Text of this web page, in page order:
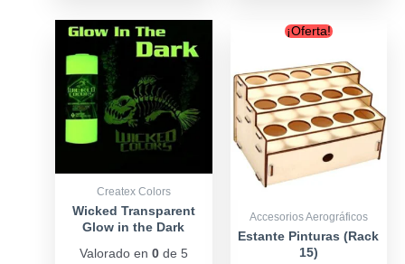
Createx Colors
Wicked Transparent
Glow in the Dark
Valorado en 0de 5
¡Oferta!
Accesorios Aerográficos
Estante Pinturas (Rack
15)
Original
was:
$18.900.